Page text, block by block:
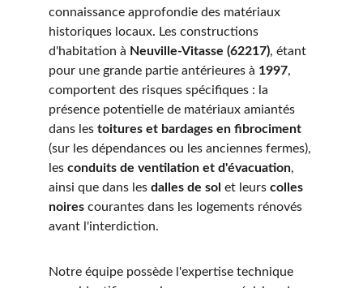
connaissance approfondie des matériaux
historiques locaux. Les constructions
d'habitation à Neuville-Vitasse (62217), étant
pour une grande partie antérieures à 1997,
comportent des risques spécifiques : la
présence potentielle de matériaux amiantés
dans les toitures et bardages en fibrociment
(sur les dépendances ou les anciennes fermes),
les conduits de ventilation et d'évacuation,
ainsi que dans les dalles de sol et leurs colles
noires courantes dans les logements rénovés
avant l'interdiction.
Notre équipe possède l'expertise technique